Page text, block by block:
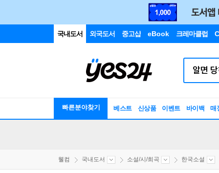
국내도서 외국도서 중고샵 eBook 크레마클럽
빠른분야찾기 베스트 신상품 이벤트 바이백 매
웰컴 국내도서 소설/시/희곡 한국소설